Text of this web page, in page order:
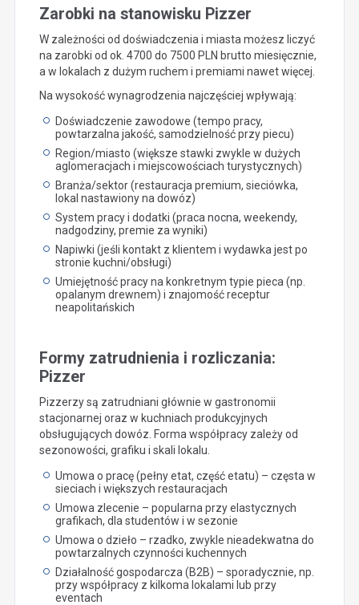
Zarobki na stanowisku Pizzer
W zależności od doświadczenia i miasta możesz liczyć
na zarobki od ok. 4700 do 7500 PLN brutto miesięcznie,
a w lokalach z dużym ruchem i premiami nawet więcej.
Na wysokość wynagrodzenia najczęściej wpływają:
Doświadczenie zawodowe (tempo pracy,
powtarzalna jakość, samodzielność przy piecu)
Region/miasto (większe stawki zwykle w dużych
aglomeracjach i miejscowościach turystycznych)
Branża/sektor (restauracja premium, sieciówka,
lokal nastawiony na dowóz)
System pracy i dodatki (praca nocna, weekendy,
nadgodziny, premie za wyniki)
Napiwki (jeśli kontakt z klientem i wydawka jest po
stronie kuchni/obsługi)
Umiejętność pracy na konkretnym typie pieca (np.
opalanym drewnem) i znajomość receptur
neapolitańskich
Formy zatrudnienia i rozliczania:
Pizzer
Pizzerzy są zatrudniani głównie w gastronomii
stacjonarnej oraz w kuchniach produkcyjnych
obsługujących dowóz. Forma współpracy zależy od
sezonowości, grafiku i skali lokalu.
Umowa o pracę (pełny etat, część etatu) – częsta w
sieciach i większych restauracjach
Umowa zlecenie – popularna przy elastycznych
grafikach, dla studentów i w sezonie
Umowa o dzieło – rzadko, zwykle nieadekwatna do
powtarzalnych czynności kuchennych
Działalność gospodarcza (B2B) – sporadycznie, np.
przy współpracy z kilkoma lokalami lub przy
eventach